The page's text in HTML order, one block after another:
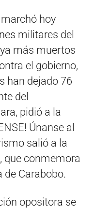
hoy
militares del
más muertos
el gobierno,
han dejado 76
del
pidió a la
Únanse al
salió a la
que conmemora
de Carabobo.
opositora se